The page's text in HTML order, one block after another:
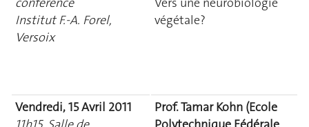
Institut F.-A. Forel,
Versoix
végétale?
Vendredi, 15 Avril 2011
Prof. Tamar Kohn (Ecole